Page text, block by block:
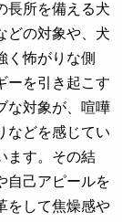
長所を備える犬
どの対象や、犬
く怖がりな側
ーを引き起こす
な対象が、喧嘩
などを感じてい
ます。その結
自己アピールを
をして焦燥感や